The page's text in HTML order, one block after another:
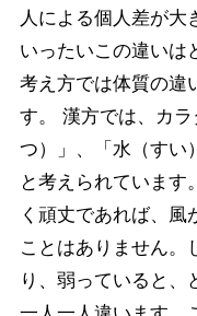
人による個人差が大
いったいこの違いは
考え方では体質の違
す。 漢方では、カ
つ）」、「水（すい
と考えられています
く頑丈であれば、風
ことはありません。
り、弱っていると、